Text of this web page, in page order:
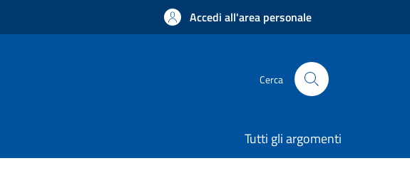
Accedi all'area personale
Cerca
Tutti gli argomenti